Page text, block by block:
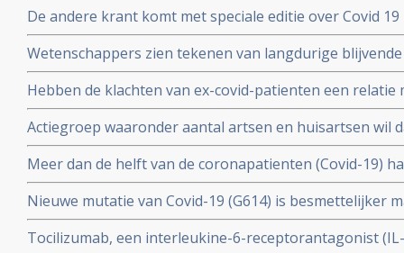
mensen had antistoffen en immuniteit.
De andere krant komt met speciale editie over Covid
kritische artikelen die zeker ook gelezen zouden
Wetenschappers zien tekenen van langdurige
coronavirus - Covid-19, zelfs na milde infecties. Blijkt
Hebben de klachten van ex-covid-patienten een relatie
vermoeidheidssyndroom? Er zijn wel heel veel
wetenschappers
Actiegroep waaronder aantal artsen en huisartsen wil
mogelijkheid moet krijgen om de huisarts te vragen
standaard aanpak voor covid-19 zoals die nu geldt.
Meer dan de helft van de coronapatienten (Covid-19)
hoest (84%), koorts (80%), spierpijn (63%), koude
hoofdpijn (59%), en kortademigheid (57%)
Nieuwe mutatie van Covid-19 (G614) is besmettelijker
verklaart hoge aantal besmettingen in USA. En
D614 van het Covid-19 virus over zodra deze kruisen.
Tocilizumab, een interleukine-6-receptorantagonist